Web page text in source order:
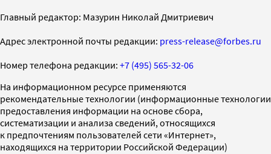
Главный редактор: Мазурин Николай Дмитриевич
Адрес электронной почты редакции: press-release@forbes.ru
Номер телефона редакции: +7 (495) 565-32-06
На информационном ресурсе применяются
рекомендательные технологии (информационные технологии
предоставления информации на основе сбора,
систематизации и анализа сведений, относящихся
к предпочтениям пользователей сети «Интернет»,
находящихся на территории Российской Федерации)